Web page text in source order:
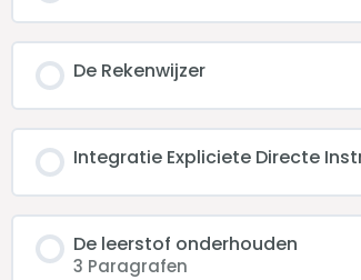
De Rekenwijzer
Integratie Expliciete Directe
De leerstof onderhouden
3 Paragrafen